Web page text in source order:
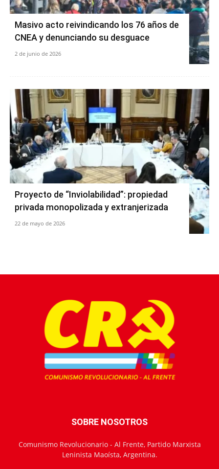
Masivo acto reivindicando los 76 años de
CNEA y denunciando su desguace
2 de junio de 2026
Proyecto de “Inviolabilidad”: propiedad
privada monopolizada y extranjerizada
22 de mayo de 2026
SOBRE NOSOTROS
Comunismo Revolucionario - Al Frente, Partido Marxista
Leninista Maoísta, Argentina.